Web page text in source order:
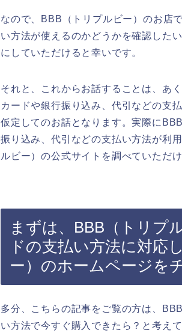
なので、BBB（トリプルビー）のお店
い方法が使えるのかどうかを確認した
にしていただけると幸いです。
それと、これからお話することは、あ
カードや銀行振り込み、代引などの支
仮定してのお話となります。実際に
振り込み、代引などの支払い方法が利
ルビー）の公式サイトを調べていただ
まずは、BBB（トリプ
ドの支払い方法に対応
ー）のホームページを
多分、こちらの記事をご覧の方は、
い方法で今すぐ購入できたら？と考え